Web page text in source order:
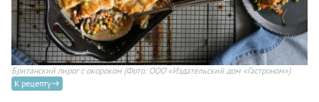
Британский пирог с окороком (Фото: ООО «Издательский дом «Гастроном»)
К рецепту